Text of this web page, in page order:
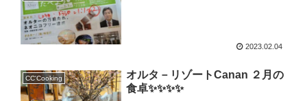
2023.02.04
CC'Cooking
オルタ－リゾートCanan ２月の
食卓✨✨✨✨